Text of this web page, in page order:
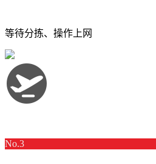
等待分拣、操作上网
No.3